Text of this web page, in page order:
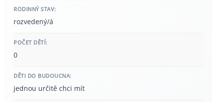
RODINNÝ STAV:
rozvedený/á
POČET DĚTÍ:
0
DĚTI DO BUDOUCNA:
jednou určitě chci mít